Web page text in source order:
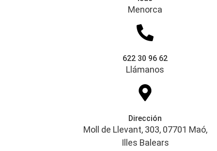
Menorca
622 30 96 62
Llámanos
Dirección
Moll de Llevant, 303, 07701 Maó,
Illes Balears